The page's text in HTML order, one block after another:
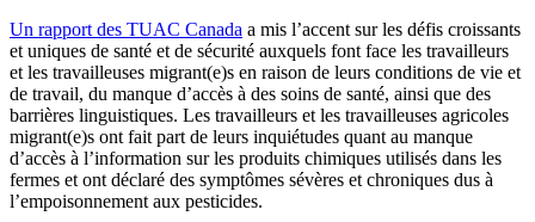
Un rapport des TUAC Canada a mis l’accent sur les défis croissants
et uniques de santé et de sécurité auxquels font face les travailleurs
et les travailleuses migrant(e)s en raison de leurs conditions de vie et
de travail, du manque d’accès à des soins de santé, ainsi que des
barrières linguistiques. Les travailleurs et les travailleuses agricoles
migrant(e)s ont fait part de leurs inquiétudes quant au manque
d’accès à l’information sur les produits chimiques utilisés dans les
fermes et ont déclaré des symptômes sévères et chroniques dus à
l’empoisonnement aux pesticides.